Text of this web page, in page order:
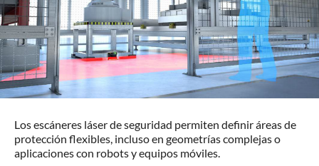
Los escáneres láser de seguridad permiten definir áreas de
protección flexibles, incluso en geometrías complejas o
aplicaciones con robots y equipos móviles.